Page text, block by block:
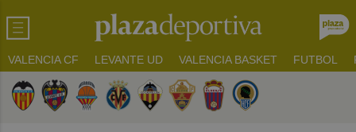
VALENCIA CF LEVANTE UD VALENCIA BASKET FUTBOL